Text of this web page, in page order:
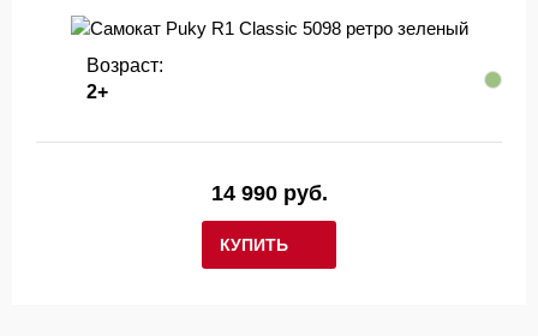
Возраст:
2+
КУПИТЬ
14 990 руб.